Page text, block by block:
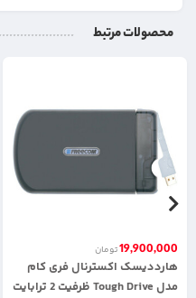
محصولات مرتبط
19,900,000تومان
هارددیسک اکسترنال فری کام
مدل Tough Drive ظرفیت 2 ترابایت